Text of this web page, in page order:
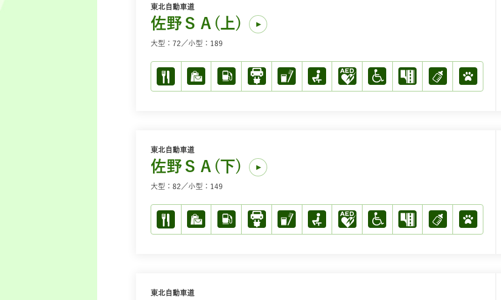
東北自動車道
佐野ＳＡ(上)
大型：72／小型：189
東北自動車道
佐野ＳＡ(下)
大型：82／小型：149
東北自動車道